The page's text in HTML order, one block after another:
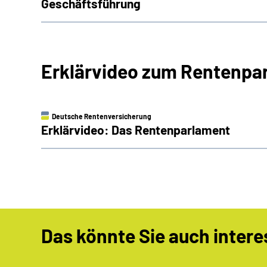
Geschäftsführung
Erklärvideo zum
Deutsche Rentenversicherung
Erklärvideo: Das Rentenparlament
Das könnte Sie auch